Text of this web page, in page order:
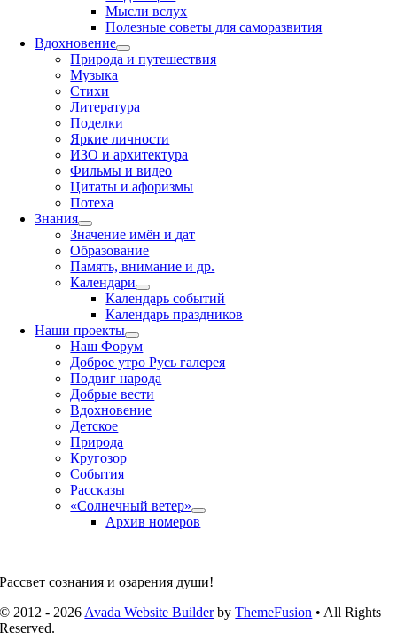
Мысли вслух
Полезные советы для саморазвития
Вдохновение
Природа и путешествия
Музыка
Стихи
Литература
Поделки
Яркие личности
ИЗО и архитектура
Фильмы и видео
Цитаты и афоризмы
Потеха
Знания
Значение имён и дат
Образование
Память, внимание и др.
Календари
Календарь событий
Календарь праздников
Наши проекты
Наш Форум
Доброе утро Русь галерея
Подвиг народа
Добрые вести
Вдохновение
Детское
Природа
Кругозор
События
Рассказы
«Солнечный ветер»
Архив номеров
Рассвет сознания и озарения души!
© 2012 - 2026 Avada Website BuilderbyThemeFusion • All Rights
Reserved.